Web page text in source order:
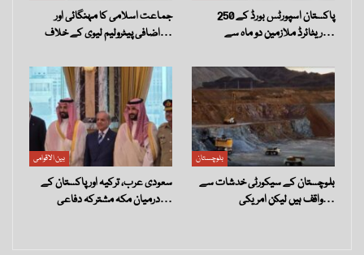
جماعت اسلامی کا مہنگائی اور
اضافی پیٹرولیم لیوی کے خلاف…
پاکستان اسپورٹس بورڈ کے 250
ریٹائرڈ ملازمین دو ماہ سے…
بین الاقوامی
سعودی عرب، ترکیہ اور پاکستان کے
درمیان مکہ مشترکہ دفاعی…
بلوچستان
بلوچستان کے سیکورٹی خدشات سے
واقف ہیں لیکن امریکی…